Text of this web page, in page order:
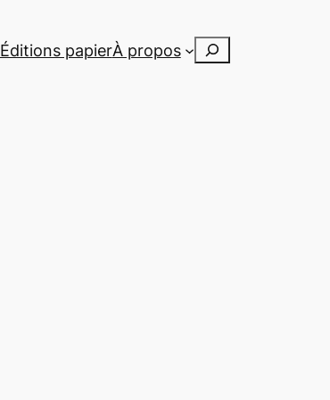
Éditions papierÀ propos Rechercher